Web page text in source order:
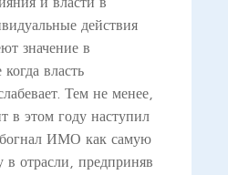
действия
значение в
власть
Тем не менее,
этом году наступил
ИМО как самую
в отрасли, предприняв